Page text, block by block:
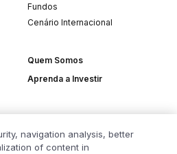
Fundos
Cenário Internacional
Quem Somos
Aprenda a Investir
navigation analysis, better
of content in